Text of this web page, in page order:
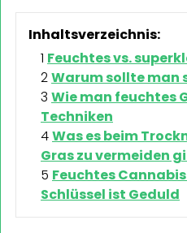
Inhaltsverzeichnis:
Feuchtes vs.
Warum sollte man
Wie man feuchtes
Techniken
Was es beim
Gras zu vermeiden
Feuchtes
Schlüssel ist Geduld